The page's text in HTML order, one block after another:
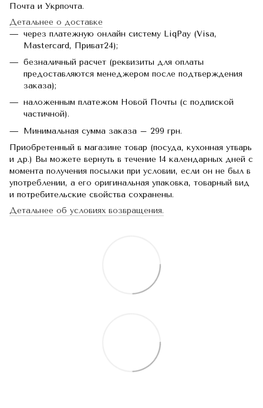
Почта и Укрпочта.
Детальнее о доставке
через платежную онлайн систему LiqPay (Visa,
Mastercard, Приват24);
безналичный расчет (реквизиты для оплаты
предоставляются менеджером после подтверждения
заказа);
наложенным платежом Новой Почты (с подпиской
частичной).
Минимальная сумма заказа – 299 грн.
Приобретенный в магазине товар (посуда, кухонная утварь
и др.) Вы можете вернуть в течение 14 календарных дней с
момента получения посылки при условии, если он не был в
употреблении, а его оригинальная упаковка, товарный вид
и потребительские свойства сохранены.
Детальнее об условиях возвращения.